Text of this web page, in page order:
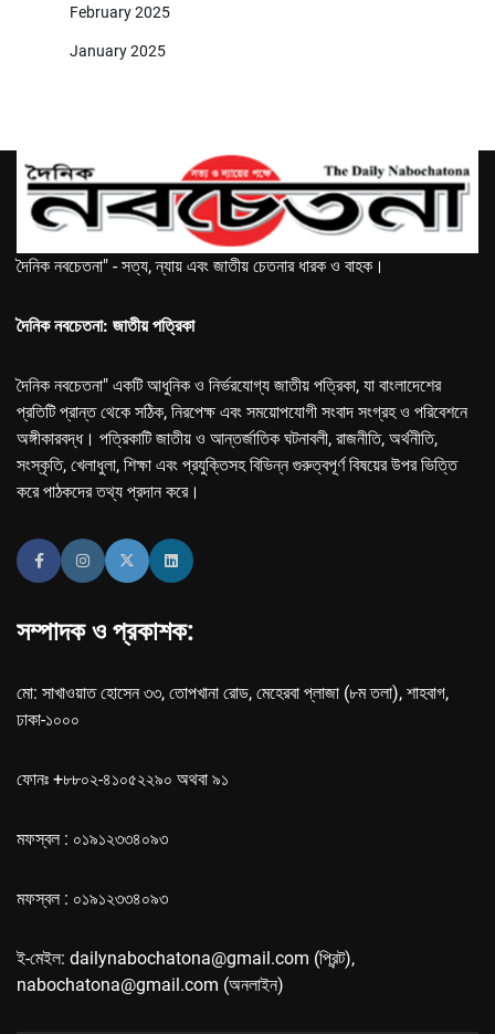
February 2025
January 2025
দৈনিক নবচেতনা" - সত্য, ন্যায় এবং জাতীয় চেতনার ধারক ও বাহক।
দৈনিক নবচেতনা: জাতীয় পত্রিকা
দৈনিক নবচেতনা" একটি আধুনিক ও নির্ভরযোগ্য জাতীয় পত্রিকা, যা বাংলাদেশের
প্রতিটি প্রান্ত থেকে সঠিক, নিরপেক্ষ এবং সময়োপযোগী সংবাদ সংগ্রহ ও পরিবেশনে
অঙ্গীকারবদ্ধ। পত্রিকাটি জাতীয় ও আন্তর্জাতিক ঘটনাবলী, রাজনীতি, অর্থনীতি,
সংস্কৃতি, খেলাধুলা, শিক্ষা এবং প্রযুক্তিসহ বিভিন্ন গুরুত্বপূর্ণ বিষয়ের উপর ভিত্তি
করে পাঠকদের তথ্য প্রদান করে।
সম্পাদক ও প্রকাশক:
মো: সাখাওয়াত হোসেন ৩৩, তোপখানা রোড, মেহেরবা প্লাজা (৮ম তলা), শাহবাগ,
ঢাকা-১০০০
ফোনঃ +৮৮০২-৪১০৫২২৯০ অথবা ৯১
মফস্বল : ০১৯১২৩৩৪০৯৩
মফস্বল : ০১৯১২৩৩৪০৯৩
ই-মেইল: dailynabochatona@gmail.com (প্রিন্ট),
nabochatona@gmail.com (অনলাইন)